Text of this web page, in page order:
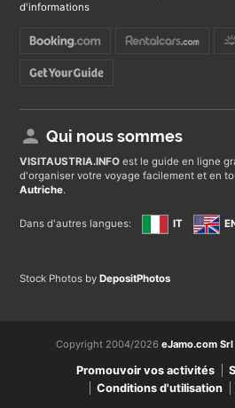
d'informations
Qui nous sommes
VISITAUSTRIA.INFO est le guide en ligne
d'organiser votre voyage facilement et en
Autriche.
Dans d'autres langues: IT
Stock Photos byDepositPhotos
Copyright 2004/2026 eJamo.com Srl
Promouvoir vos activités
Conditions d'utilisation